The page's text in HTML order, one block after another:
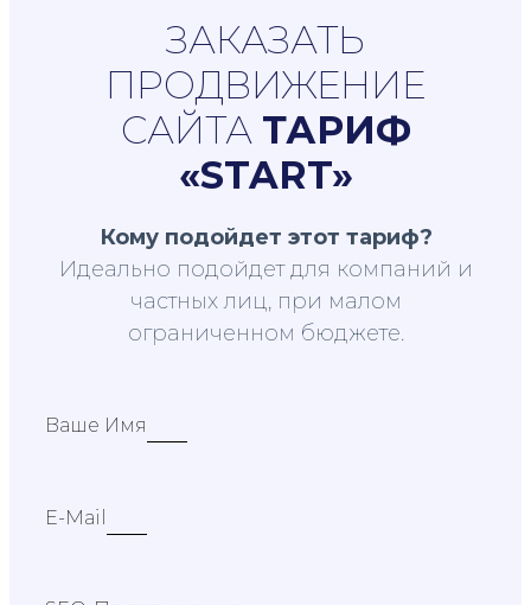
ЗАКАЗАТЬ
ПРОДВИЖЕНИЕ
САЙТА ТАРИФ
«START»
Кому подойдет этот тариф?
Идеально подойдет для компаний и
частных лиц, при малом
ограниченном бюджете.
Ваше Имя
E-Mail